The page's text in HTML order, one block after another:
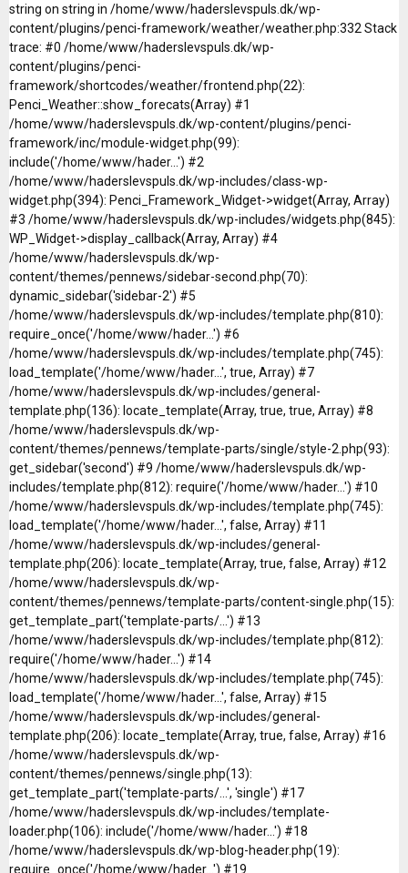
string on string in /home/www/haderslevspuls.dk/wp-
content/plugins/penci-framework/weather/weather.php:332 Stack
trace: #0 /home/www/haderslevspuls.dk/wp-
content/plugins/penci-
framework/shortcodes/weather/frontend.php(22):
Penci_Weather::show_forecats(Array) #1
/home/www/haderslevspuls.dk/wp-content/plugins/penci-
framework/inc/module-widget.php(99):
include('/home/www/hader...') #2
/home/www/haderslevspuls.dk/wp-includes/class-wp-
widget.php(394): Penci_Framework_Widget->widget(Array, Array)
#3 /home/www/haderslevspuls.dk/wp-includes/widgets.php(845):
WP_Widget->display_callback(Array, Array) #4
/home/www/haderslevspuls.dk/wp-
content/themes/pennews/sidebar-second.php(70):
dynamic_sidebar('sidebar-2') #5
/home/www/haderslevspuls.dk/wp-includes/template.php(810):
require_once('/home/www/hader...') #6
/home/www/haderslevspuls.dk/wp-includes/template.php(745):
load_template('/home/www/hader...', true, Array) #7
/home/www/haderslevspuls.dk/wp-includes/general-
template.php(136): locate_template(Array, true, true, Array) #8
/home/www/haderslevspuls.dk/wp-
content/themes/pennews/template-parts/single/style-2.php(93):
get_sidebar('second') #9 /home/www/haderslevspuls.dk/wp-
includes/template.php(812): require('/home/www/hader...') #10
/home/www/haderslevspuls.dk/wp-includes/template.php(745):
load_template('/home/www/hader...', false, Array) #11
/home/www/haderslevspuls.dk/wp-includes/general-
template.php(206): locate_template(Array, true, false, Array) #12
/home/www/haderslevspuls.dk/wp-
content/themes/pennews/template-parts/content-single.php(15):
get_template_part('template-parts/...') #13
/home/www/haderslevspuls.dk/wp-includes/template.php(812):
require('/home/www/hader...') #14
/home/www/haderslevspuls.dk/wp-includes/template.php(745):
load_template('/home/www/hader...', false, Array) #15
/home/www/haderslevspuls.dk/wp-includes/general-
template.php(206): locate_template(Array, true, false, Array) #16
/home/www/haderslevspuls.dk/wp-
content/themes/pennews/single.php(13):
get_template_part('template-parts/...', 'single') #17
/home/www/haderslevspuls.dk/wp-includes/template-
loader.php(106): include('/home/www/hader...') #18
/home/www/haderslevspuls.dk/wp-blog-header.php(19):
require_once('/home/www/hader...') #19